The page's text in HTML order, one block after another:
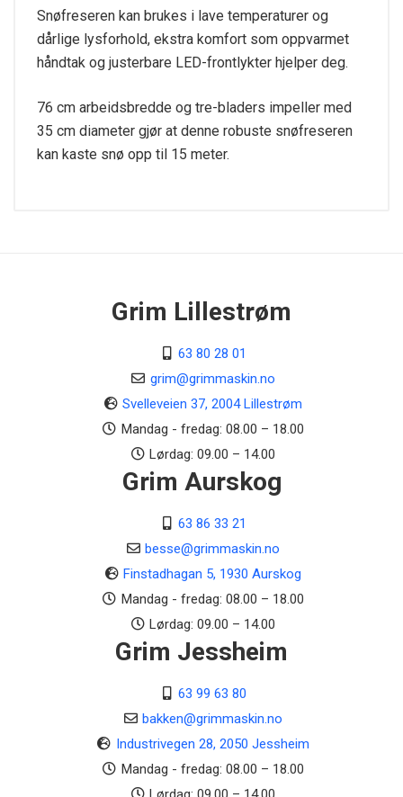
Snøfreseren kan brukes i lave temperaturer og
dårlige lysforhold, ekstra komfort som oppvarmet
håndtak og justerbare LED-frontlykter hjelper deg.
76 cm arbeidsbredde og tre-bladers impeller med
35 cm diameter gjør at denne robuste snøfreseren
kan kaste snø opp til 15 meter.
WS 380 Powered by STIGA
Overbelastningsbeskyttelse
Drivstofftank kapasitet
Motorolje tankkapasitet
Snøskrue bredde
Grim Lillestrøm
63 80 28 01
grim@grimmaskin.no
Svelleveien 37, 2004 Lillestrøm
Mandag - fredag: 08.00 – 18.00
Lørdag: 09.00 – 14.00
Grim Aurskog
63 86 33 21
besse@grimmaskin.no
Finstadhagan 5, 1930 Aurskog
Mandag - fredag: 08.00 – 18.00
Lørdag: 09.00 – 14.00
Grim Jessheim
63 99 63 80
bakken@grimmaskin.no
Industrivegen 28, 2050 Jessheim
Mandag - fredag: 08.00 – 18.00